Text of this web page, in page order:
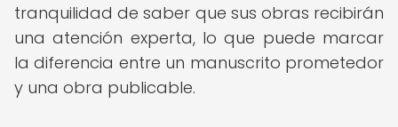
tranquilidad de saber que sus obras recibirán
una atención experta, lo que puede marcar
la diferencia entre un manuscrito prometedor
y una obra publicable.